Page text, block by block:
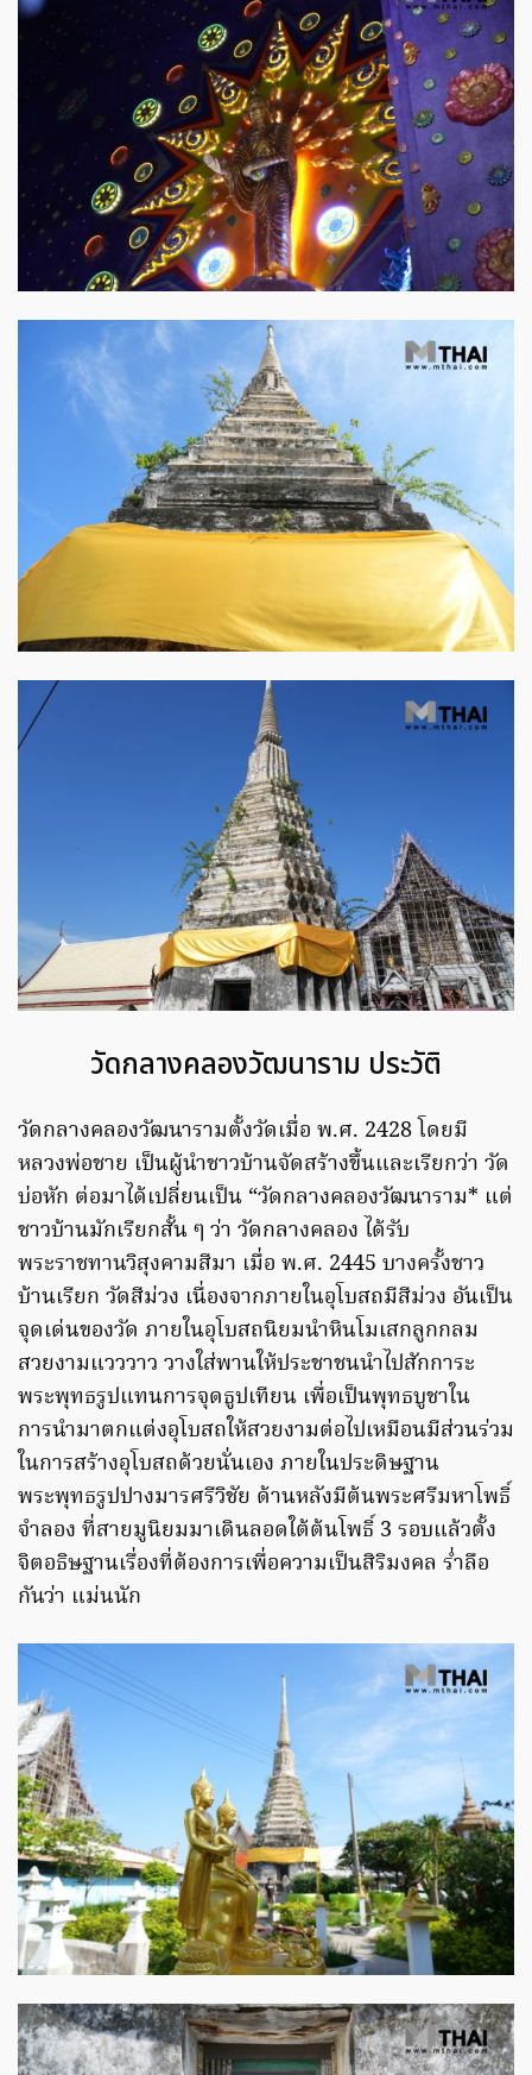
วัดกลางคลองวัฒนาราม ประวัติ
วัดกลางคลองวัฒนารามตั้งวัดเมื่อ พ.ศ. 2428 โดยมี
หลวงพ่อชาย เป็นผู้นำชาวบ้านจัดสร้างขึ้นและเรียกว่า วัด
บ่อหัก ต่อมาได้เปลี่ยนเป็น “วัดกลางคลองวัฒนาราม* แต่
ชาวบ้านมักเรียกสั้น ๆ ว่า วัดกลางคลอง ได้รับ
พระราชทานวิสุงคามสีมา เมื่อ พ.ศ. 2445 บางครั้งชาว
บ้านเรียก วัดสีม่วง เนื่องจากภายในอุโบสถมีสีม่วง อันเป็น
จุดเด่นของวัด ภายในอุโบสถนิยมนำหินโมเสกลูกกลม
สวยงามแวววาว วางใส่พานให้ประชาชนนำไปสักการะ
พระพุทธรูปแทนการจุดธูปเทียน เพื่อเป็นพุทธบูชาใน
การนำมาตกแต่งอุโบสถให้สวยงามต่อไปเหมือนมีส่วนร่วม
ในการสร้างอุโบสถด้วยนั่นเอง ภายในประดิษฐาน
พระพุทธรูปปางมารศรีวิชัย ด้านหลังมีต้นพระศรีมหาโพธิ์
จำลอง ที่สายมูนิยมมาเดินลอดใต้ต้นโพธิ์ 3 รอบแล้วตั้ง
จิตอธิษฐานเรื่องที่ต้องการเพื่อความเป็นสิริมงคล ร่ำลือ
กันว่า แม่นนัก